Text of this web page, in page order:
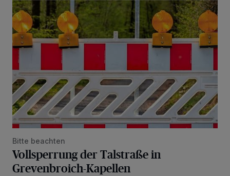
Vollsperrung der Talstraße in Grevenbroich-Kapellen
Bitte beachten
Vollsperrung der Talstraße in
Grevenbroich-Kapellen